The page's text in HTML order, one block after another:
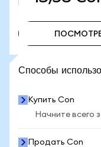
Способы
Купить Con
Начните всего
Продать Con